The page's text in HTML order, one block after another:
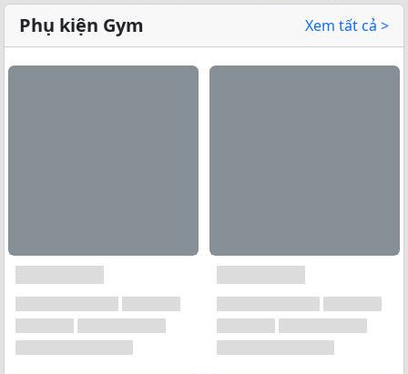
Xem tất cả →
Phụ kiện Gym Xem tất cả >